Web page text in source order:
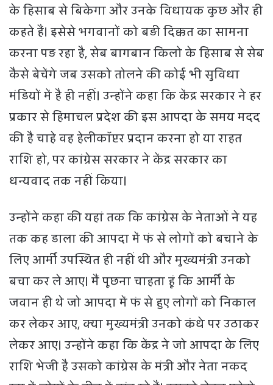
के हिसाब से बिकेगा और उनके विधायक कुछ और ही
कहते हैं। इसेसे भगवानों को बड़ी दिक्कत का सामना
करना पड़ रहा है, सेब बागबान किलो के हिसाब से सेब
कैसे बेचेंगे जब उसको तोलने की कोई भी सुविधा
मंडियों में है ही नहीं। उन्होंने कहा कि केंद्र सरकार ने हर
प्रकार से हिमाचल प्रदेश की इस आपदा के समय मदद
की है चाहे वह हेलीकॉप्टर प्रदान करना हो या राहत
राशि हो, पर कांग्रेस सरकार ने केंद्र सरकार का
धन्यवाद तक नहीं किया।
उन्होंने कहा की यहां तक कि कांग्रेस के नेताओं ने यह
तक कह डाला की आपदा में फं से लोगों को बचाने के
लिए आर्मी उपस्थित ही नहीं थी और मुख्यमंत्री उनको
बचा कर ले आए। मैं पूछना चाहता हूं कि आर्मी के
जवान ही थे जो आपदा में फं से हुए लोगों को निकाल
कर लेकर आए, क्या मुख्यमंत्री उनको कंधे पर उठाकर
लेकर आए। उन्होंने कहा कि केंद्र ने जो आपदा के लिए
राशि भेजी है उसको कांग्रेस के मंत्री और नेता नकद